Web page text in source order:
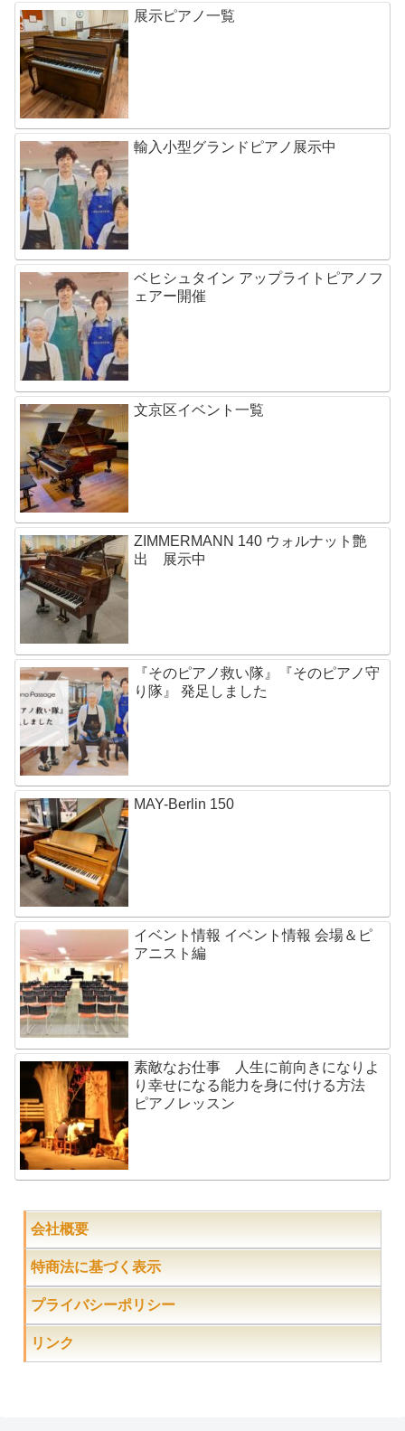
展示ピアノ一覧
輸入小型グランドピアノ展示中
ベヒシュタイン アップライトピアノフ
ェアー開催
文京区イベント一覧
ZIMMERMANN 140 ウォルナット艶
出 展示中
『そのピアノ救い隊』『そのピアノ守
り隊』 発足しました
MAY-Berlin 150
イベント情報 イベント情報 会場＆ピ
アニスト編
素敵なお仕事 人生に前向きになりよ
り幸せになる能力を身に付ける方法
ピアノレッスン
会社概要
特商法に基づく表示
プライバシーポリシー
リンク